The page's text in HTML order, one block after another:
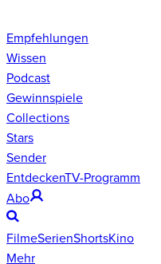
Empfehlungen
Wissen
Podcast
Gewinnspiele
Collections
Stars
Sender
EntdeckenTV-Programm
Abo
FilmeSerienShortsKino
Mehr